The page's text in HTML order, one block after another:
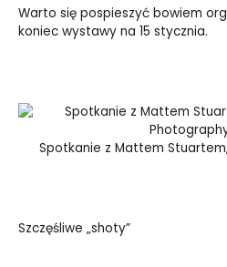
Warto się pospieszyć bowiem
koniec wystawy na 15 stycznia.
Spotkanie z Mattem
Szczęśliwe „shoty”